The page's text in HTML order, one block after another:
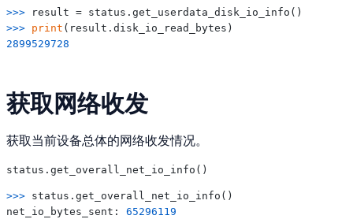
>>>
>>> print
2899529728
获取网络收发
获取当前设备总体的网络收发情况。
>>> status.get_overall_net_io_info()
net_io_bytes_sent: 65296119